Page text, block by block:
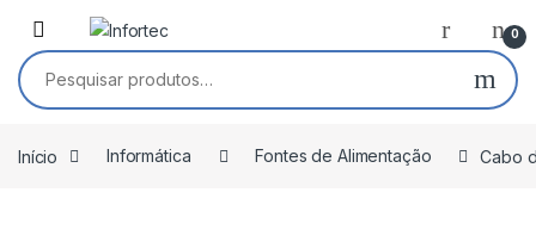
Saltar para navegação
Pular para o conteúdo
0
Pesquisar por:
Início Informática Fontes de Alimentação Cabo